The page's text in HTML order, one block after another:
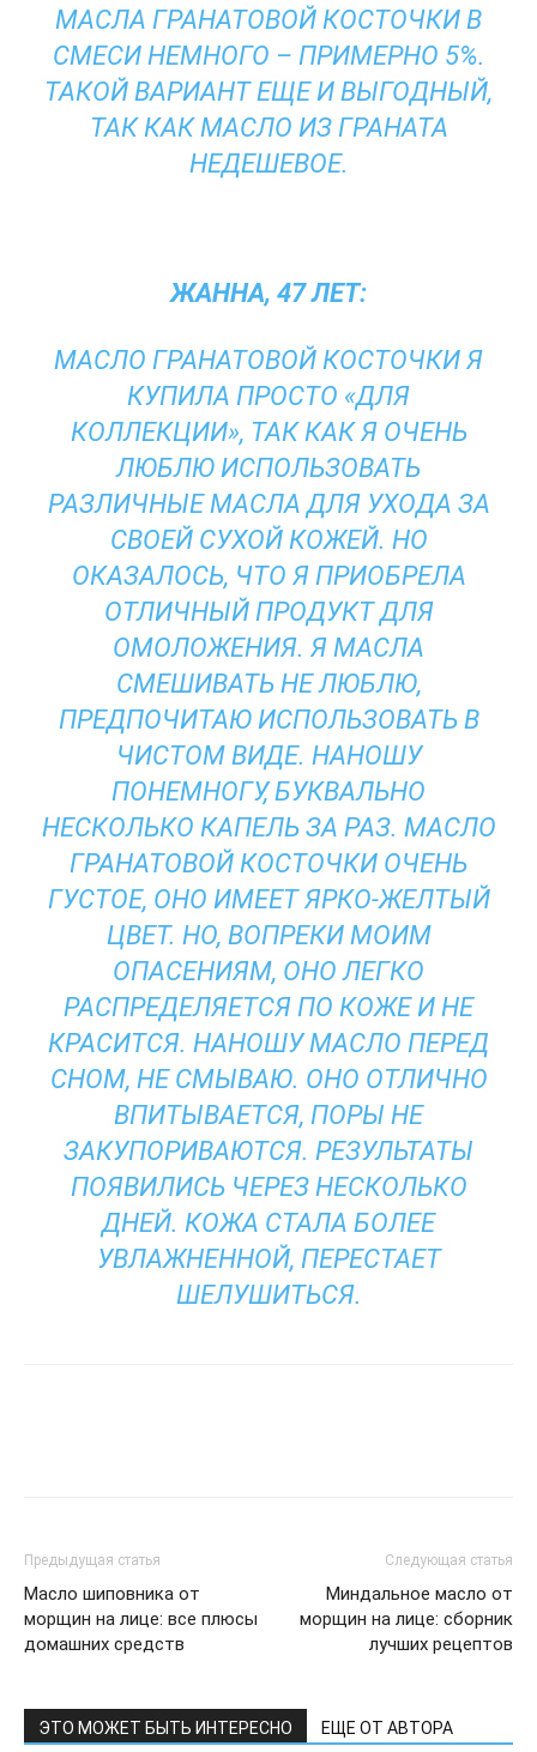
МАСЛА ГРАНАТОВОЙ КОСТОЧКИ В
СМЕСИ НЕМНОГО – ПРИМЕРНО 5%.
ТАКОЙ ВАРИАНТ ЕЩЕ И ВЫГОДНЫЙ,
ТАК КАК МАСЛО ИЗ ГРАНАТА
НЕДЕШЕВОЕ.
ЖАННА, 47 ЛЕТ:
МАСЛО ГРАНАТОВОЙ КОСТОЧКИ Я
КУПИЛА ПРОСТО «ДЛЯ
КОЛЛЕКЦИИ», ТАК КАК Я ОЧЕНЬ
ЛЮБЛЮ ИСПОЛЬЗОВАТЬ
РАЗЛИЧНЫЕ МАСЛА ДЛЯ УХОДА ЗА
СВОЕЙ СУХОЙ КОЖЕЙ. НО
ОКАЗАЛОСЬ, ЧТО Я ПРИОБРЕЛА
ОТЛИЧНЫЙ ПРОДУКТ ДЛЯ
ОМОЛОЖЕНИЯ. Я МАСЛА
СМЕШИВАТЬ НЕ ЛЮБЛЮ,
ПРЕДПОЧИТАЮ ИСПОЛЬЗОВАТЬ В
ЧИСТОМ ВИДЕ. НАНОШУ
ПОНЕМНОГУ, БУКВАЛЬНО
НЕСКОЛЬКО КАПЕЛЬ ЗА РАЗ. МАСЛО
ГРАНАТОВОЙ КОСТОЧКИ ОЧЕНЬ
ГУСТОЕ, ОНО ИМЕЕТ ЯРКО-ЖЕЛТЫЙ
ЦВЕТ. НО, ВОПРЕКИ МОИМ
ОПАСЕНИЯМ, ОНО ЛЕГКО
РАСПРЕДЕЛЯЕТСЯ ПО КОЖЕ И НЕ
КРАСИТСЯ. НАНОШУ МАСЛО ПЕРЕД
СНОМ, НЕ СМЫВАЮ. ОНО ОТЛИЧНО
ВПИТЫВАЕТСЯ, ПОРЫ НЕ
ЗАКУПОРИВАЮТСЯ. РЕЗУЛЬТАТЫ
ПОЯВИЛИСЬ ЧЕРЕЗ НЕСКОЛЬКО
ДНЕЙ. КОЖА СТАЛА БОЛЕЕ
УВЛАЖНЕННОЙ, ПЕРЕСТАЕТ
ШЕЛУШИТЬСЯ.
Предыдущая статья
Масло шиповника от
морщин на лице: все плюсы
домашних средств
Следующая статья
Миндальное масло от
морщин на лице: сборник
лучших рецептов
ЭТО МОЖЕТ БЫТЬ ИНТЕРЕСНО ЕЩЕ ОТ АВТОРА